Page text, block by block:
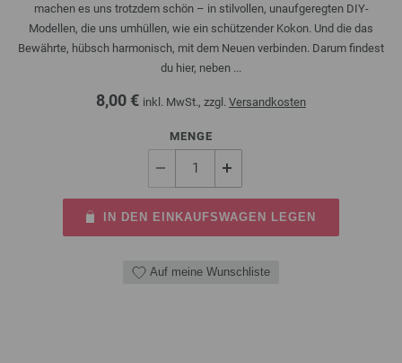
machen es uns trotzdem schön – in stilvollen, unaufgeregten DIY-
Modellen, die uns umhüllen, wie ein schützender Kokon. Und die das
Bewährte, hübsch harmonisch, mit dem Neuen verbinden. Darum findest
du hier, neben ...
8,00 € inkl. MwSt., zzgl. Versandkosten
MENGE
IN DEN EINKAUFSWAGEN LEGEN
Auf meine Wunschliste